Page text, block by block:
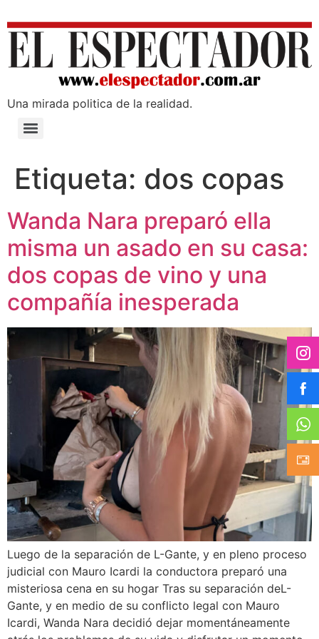
Una mirada poli­tica de la realidad.
Etiqueta: dos copas
Wanda Nara preparó ella
misma un asado en su casa:
dos copas de vino y una
compañía inesperada
Luego de la separación de L-Gante, y en pleno proceso
judicial con Mauro Icardi la conductora preparó una
misteriosa cena en su hogar Tras su separación deL-
Gante, y en medio de su conflicto legal con Mauro
Icardi, Wanda Nara decidió dejar momentáneamente